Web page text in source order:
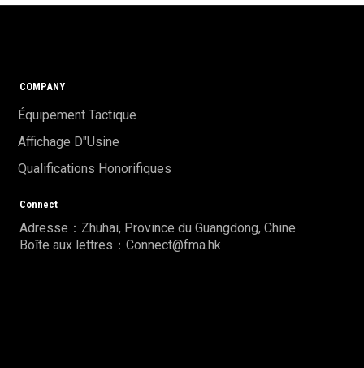
COMPANY
Équipement Tactique
Affichage D"usine
Qualifications Honorifiques
Connect
Adresse：Zhuhai, Province du Guangdong, Chine
Boîte aux lettres：Connect@fma.hk